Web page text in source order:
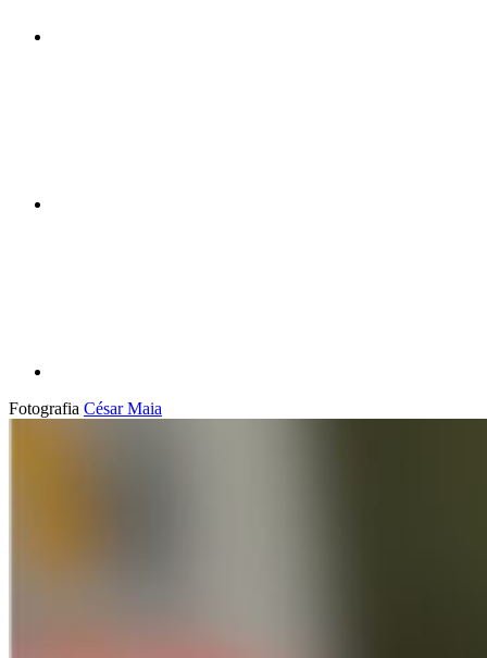
Fotografia César Maia